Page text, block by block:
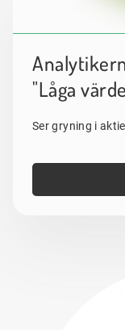
"Låga
Ser gryning i